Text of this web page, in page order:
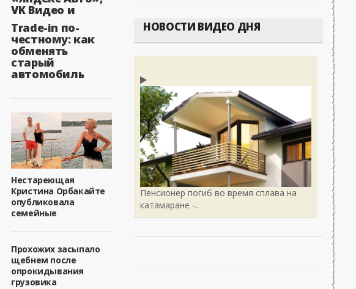
VK Видео и
Trade-in по-
честному: как
обменять
старый
автомобиль
Нестареющая
Кристина Орбакайте
опубликовала
семейные
Прохожих засыпало
щебнем после
опрокидывания
грузовика
НОВОСТИ ВИДЕО ДНЯ
Пенсионер погиб во время сплава на
катамаране -..